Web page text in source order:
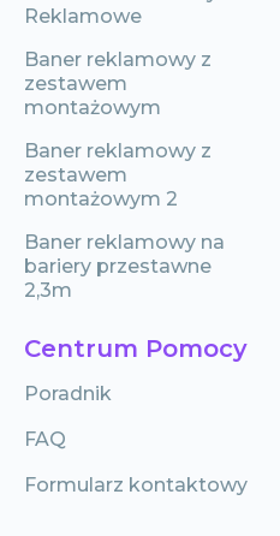
Reklamowe
Baner reklamowy z
zestawem
montażowym
Baner reklamowy z
zestawem
montażowym 2
Baner reklamowy na
bariery przestawne
2,3m
Centrum Pomocy
Poradnik
FAQ
Formularz kontaktowy